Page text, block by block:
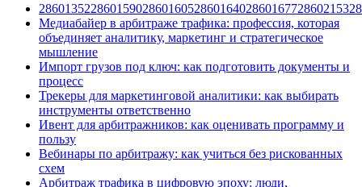
Медиабайер в арбитраже трафика: профессия, которая
объединяет аналитику, маркетинг и стратегическое
мышление
Импорт грузов под ключ: как подготовить документы и
процесс
Трекеры для маркетинговой аналитики: как выбирать
инструменты ответственно
Ивент для арбитражников: как оценивать программу и
пользу
Вебинары по арбитражу: как учиться без рискованных
схем
Арбитраж трафика в цифровую эпоху: люди,